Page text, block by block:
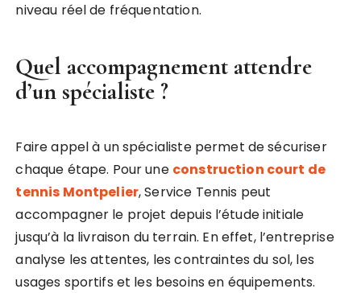
niveau réel de fréquentation.
Quel accompagnement attendre
d’un spécialiste ?
Faire appel à un spécialiste permet de sécuriser
chaque étape. Pour une construction court de
tennis Montpelier, Service Tennis peut
accompagner le projet depuis l’étude initiale
jusqu’à la livraison du terrain. En effet, l’entreprise
analyse les attentes, les contraintes du sol, les
usages sportifs et les besoins en équipements.